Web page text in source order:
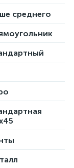
среднего